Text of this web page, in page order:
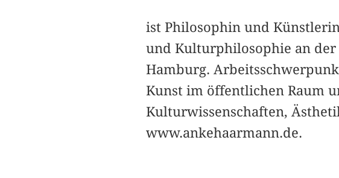
ist Philosophin und
und Kulturphilosophie an der
Hamburg.
Kunst im öffentlichen Raum
Kulturwissenschaften,
www.ankehaarmann.de.